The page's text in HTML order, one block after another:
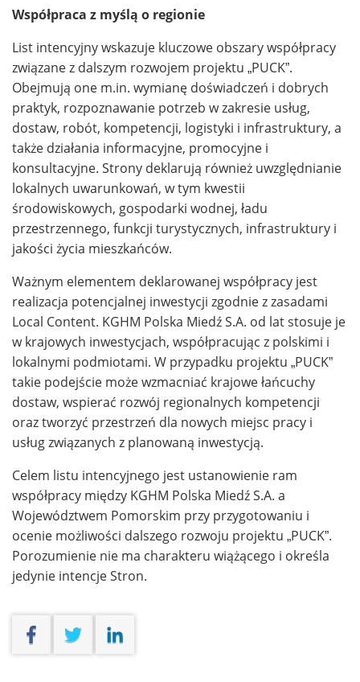
Współpraca z myślą o regionie
List intencyjny wskazuje kluczowe obszary współpracy
związane z dalszym rozwojem projektu „PUCK”.
Obejmują one m.in. wymianę doświadczeń i dobrych
praktyk, rozpoznawanie potrzeb w zakresie usług,
dostaw, robót, kompetencji, logistyki i infrastruktury, a
także działania informacyjne, promocyjne i
konsultacyjne. Strony deklarują również uwzględnianie
lokalnych uwarunkowań, w tym kwestii
środowiskowych, gospodarki wodnej, ładu
przestrzennego, funkcji turystycznych, infrastruktury i
jakości życia mieszkańców.
Ważnym elementem deklarowanej współpracy jest
realizacja potencjalnej inwestycji zgodnie z zasadami
Local Content. KGHM Polska Miedź S.A. od lat stosuje je
w krajowych inwestycjach, współpracując z polskimi i
lokalnymi podmiotami. W przypadku projektu „PUCK”
takie podejście może wzmacniać krajowe łańcuchy
dostaw, wspierać rozwój regionalnych kompetencji
oraz tworzyć przestrzeń dla nowych miejsc pracy i
usług związanych z planowaną inwestycją.
Celem listu intencyjnego jest ustanowienie ram
współpracy między KGHM Polska Miedź S.A. a
Województwem Pomorskim przy przygotowaniu i
ocenie możliwości dalszego rozwoju projektu „PUCK”.
Porozumienie nie ma charakteru wiążącego i określa
jedynie intencje Stron.